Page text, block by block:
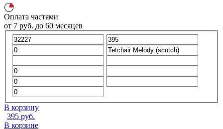
Оплата частями
от 7 руб. до 60 месяцев
В корзину
395 руб.
В корзине